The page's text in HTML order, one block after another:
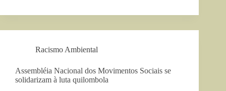
Racismo Ambiental
Assembléia Nacional dos Movimentos Sociais se
solidarizam à luta quilombola